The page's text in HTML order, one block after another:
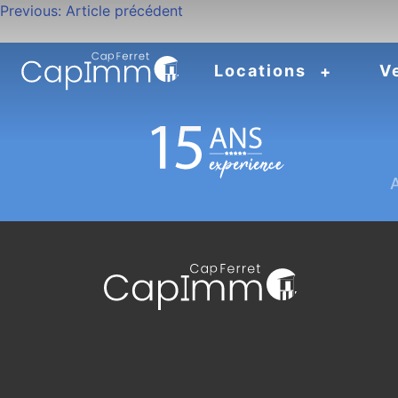
Locations
Navigation
de
l’article
Previous: Article précédent